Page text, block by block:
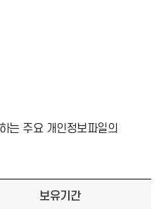
는 주요 개인정보파일의
보유기간